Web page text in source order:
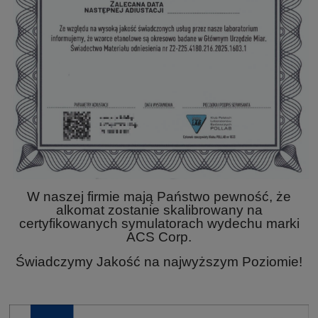
W naszej firmie mają Państwo pewność, że
alkomat zostanie skalibrowany na
certyfikowanych symulatorach wydechu marki
ACS Corp.
Świadczymy Jakość na najwyższym Poziomie!